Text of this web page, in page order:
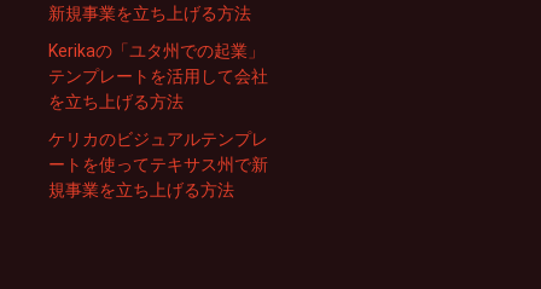
新規事業を立ち上げる方法
Kerikaの「ユタ州での起業」
テンプレートを活用して会社
を立ち上げる方法
ケリカのビジュアルテンプレ
ートを使ってテキサス州で新
規事業を立ち上げる方法